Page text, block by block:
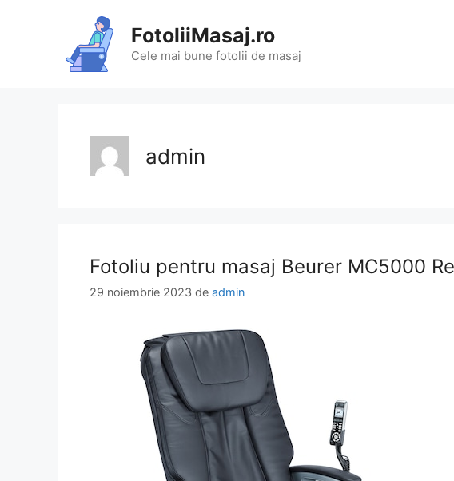
FotoliiMasaj.ro
Cele mai bune fotolii de masaj
admin
Fotoliu pentru masaj Beurer MC5000
29 noiembrie 2023 de admin